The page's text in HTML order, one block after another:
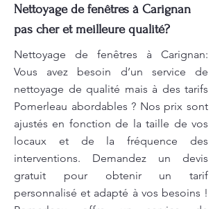
Nettoyage de fenêtres à Carignan
pas cher et meilleure qualité?
Nettoyage de fenêtres à Carignan:
Vous avez besoin d’un service de
nettoyage de qualité mais à des tarifs
Pomerleau abordables ? Nos prix sont
ajustés en fonction de la taille de vos
locaux et de la fréquence des
interventions. Demandez un devis
gratuit pour obtenir un tarif
personnalisé et adapté à vos besoins !